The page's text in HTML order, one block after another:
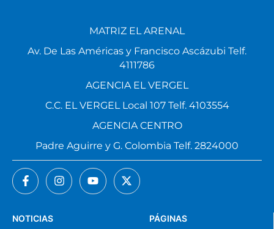
PÁGINAS
NOTICIAS
MATRIZ EL ARENAL
Av. De Las Américas y Francisco Ascázubi Telf.
4111786
AGENCIA EL VERGEL
C.C. EL VERGEL Local 107 Telf. 4103554
AGENCIA CENTRO
Padre Aguirre y G. Colombia Telf. 2824000